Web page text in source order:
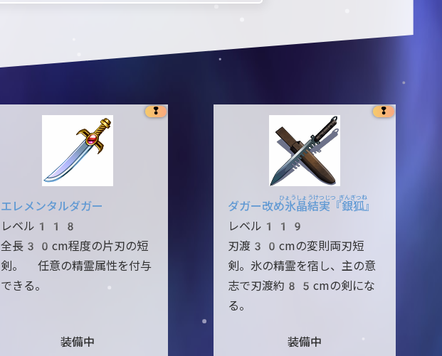
❢
エレメンタルダガー
レベル118
全長30cm程度の片刃の短
剣。 任意の精霊属性を付与
できる。
装備中
❢
ダガー改め氷晶
ひょうしょうけつじつ
結実 『銀
ぎんぎつね
狐』
レベル119
刃渡30cmの変則両刃短
剣。氷の精霊を宿し、主の意
志で刃渡約85cmの剣にな
る。
装備中